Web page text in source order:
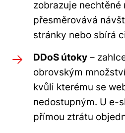
zobrazuje nechtěné
přesměrovává
stránky nebo sbírá
DDoS útoky –
obrovským
kvůli kterému se
nedostupným. U e-
přímou ztrátu